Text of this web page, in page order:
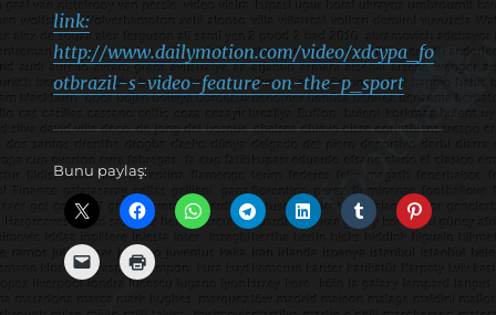
link:
http://www.dailymotion.com/video/xdcypa_fo
otbrazil-s-video-feature-on-the-p_sport
Bunu paylaş: